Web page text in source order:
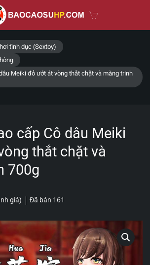
tình dục (Sextoy)
Meiki đỏ ướt át vòng thắt chặt và màng trinh
cấp Cô dâu Meiki
thắt chặt và
700g
5 dựa trênđánh giá
giá) Đã bán 161